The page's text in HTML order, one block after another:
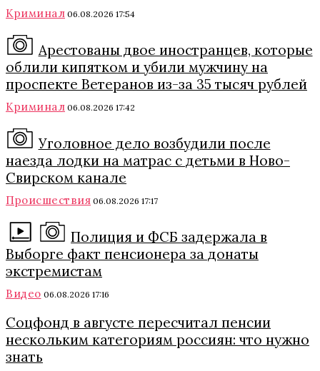
Криминал 06.08.2026 17:54
Арестованы двое иностранцев, которые
облили кипятком и убили мужчину на
проспекте Ветеранов из-за 35 тысяч рублей
Криминал 06.08.2026 17:42
Уголовное дело возбудили после
наезда лодки на матрас с детьми в Ново-
Свирском канале
Происшествия 06.08.2026 17:17
Полиция и ФСБ задержала в
Выборге факт пенсионера за донаты
экстремистам
Видео 06.08.2026 17:16
Соцфонд в августе пересчитал пенсии
нескольким категориям россиян: что нужно
знать